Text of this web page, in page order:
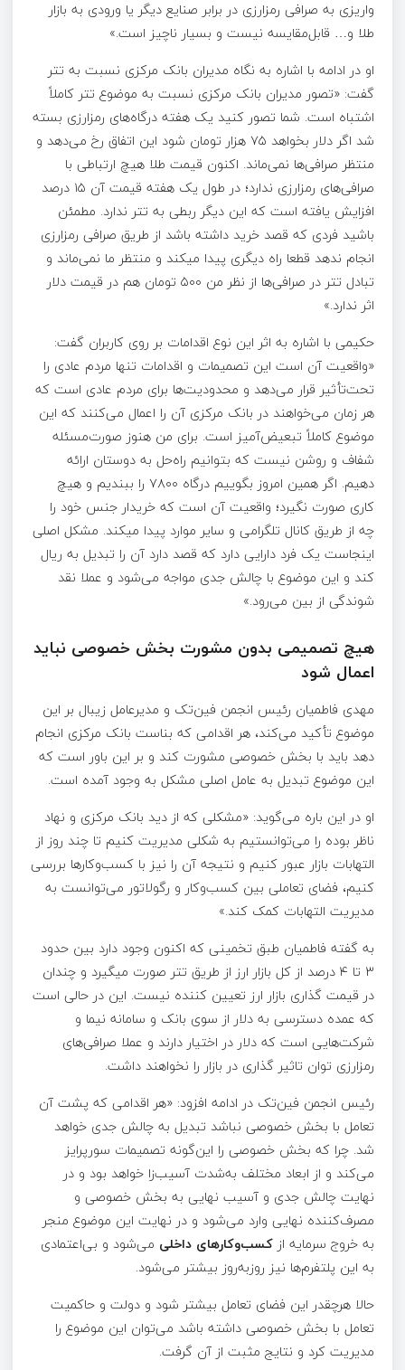
واریزی به صرافی رمزارزی در برابر صنایع دیگر یا ورودی به بازار
طلا و… قابل‌مقایسه نیست و بسیار ناچیز است.»
او در ادامه با اشاره به نگاه مدیران بانک مرکزی نسبت به تتر
گفت: «تصور مدیران بانک مرکزی نسبت به موضوع تتر کاملاً
اشتباه است. شما تصور کنید یک هفته درگاه‌های رمزارزی بسته
شد اگر دلار بخواهد ۷۵ هزار تومان شود این اتفاق رخ می‌دهد و
منتظر صرافی‌ها نمی‌ماند. اکنون قیمت طلا هیچ ارتباطی با
صرافی‌های رمزارزی ندارد؛ در طول یک هفته قیمت آن ۱۵ درصد
افزایش یافته است که این دیگر ربطی به تتر ندارد. مطمئن
باشید فردی که قصد خرید داشته باشد از طریق صرافی رمزارزی
انجام ندهد قطعا راه دیگری پیدا میکند و منتظر ما نمی‌ماند و
تبادل تتر در صرافی‌ها از نظر من ۵۰۰ تومان هم در قیمت دلار
اثر ندارد.»
حکیمی با اشاره به اثر این نوع اقدامات بر روی کاربران گفت:
«واقعیت آن است این تصمیمات و اقدامات تنها مردم عادی را
تحت‌تأثیر قرار می‌دهد و محدودیت‌ها برای مردم عادی است که
هر زمان می‌خواهند در بانک مرکزی آن را اعمال می‌کنند که این
موضوع کاملاً تبعیض‌آمیز است. برای من هنوز صورت‌مسئله
شفاف و روشن نیست که بتوانیم راه‌حل به دوستان ارائه
دهیم. اگر همین امروز بگوییم درگاه ۷۸۰۰ را ببندیم و هیچ
کاری صورت نگیرد؛ واقعیت آن است که خریدار جنس خود را
چه از طریق کانال تلگرامی و سایر موارد پیدا میکند. مشکل اصلی
اینجاست یک فرد دارایی دارد که قصد دارد آن را تبدیل به ریال
کند و این موضوع با چالش جدی مواجه می‌شود و عملا نقد
شوندگی از بین می‌رود.»
هیچ تصمیمی بدون مشورت بخش خصوصی نباید
اعمال شود
مهدی فاطمیان رئیس انجمن فین‌تک و مدیرعامل زیبال بر این
موضوع تأکید می‌کند، هر اقدامی که بناست بانک مرکزی انجام
دهد باید با بخش خصوصی مشورت کند و بر این باور است که
این موضوع تبدیل به عامل اصلی مشکل به وجود آمده است.
او در این باره می‌گوید: «مشکلی که از دید بانک مرکزی و نهاد
ناظر بوده را می‌توانستیم به شکلی مدیریت کنیم تا چند روز از
التهابات بازار عبور کنیم و نتیجه آن را نیز با کسب‌وکار‌ها بررسی
کنیم، فضای تعاملی بین کسب‌وکار و رگولاتور می‌توانست به
مدیریت التهابات کمک کند.»
به گفته فاطمیان طبق تخمینی که اکنون وجود دارد بین حدود
۳ تا ۴ درصد از کل بازار ارز از طریق تتر صورت میگیرد و چندان
در قیمت گذاری بازار ارز تعیین کننده نیست. این در حالی است
که عمده دسترسی به دلار از سوی بانک و سامانه نیما و
شرکت‌هایی است که دلار در اختیار دارند و عملا صرافی‌های
رمزارزی توان تاثیر گذاری در بازار را نخواهند داشت.
رئیس انجمن فین‌تک در ادامه افزود: «هر اقدامی که پشت آن
تعامل با بخش خصوصی نباشد تبدیل به چالش جدی خواهد
شد. چرا که بخش خصوصی را این‌گونه تصمیمات سورپرایز
می‌کند و از ابعاد مختلف به‌شدت آسیب‌زا خواهد بود و در
نهایت چالش جدی و آسیب نهایی به بخش خصوصی و
مصرف‌کننده نهایی وارد می‌شود و در نهایت این موضوع منجر
به خروج سرمایه از کسب‌وکار‌های داخلی می‌شود و بی‌اعتمادی
به این پلتفرم‌ها نیز روزبه‌روز بیشتر می‌شود.
حالا هرچقدر این فضای تعامل بیشتر شود و دولت و حاکمیت
تعامل با بخش خصوصی داشته باشد می‌توان این موضوع را
مدیریت کرد و نتایج مثبت از آن گرفت.